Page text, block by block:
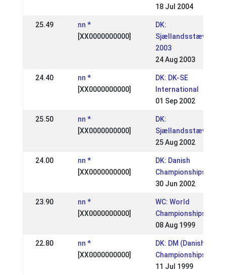
18 Jul 2004
25.49
nn *
[XX0000000000]
DK:
Sjællandsstævne
2003
24 Aug 2003
24.40
nn *
[XX0000000000]
DK: DK-SE
International
01 Sep 2002
25.50
nn *
[XX0000000000]
DK:
Sjællandsstævne
25 Aug 2002
24.00
nn *
[XX0000000000]
DK: Danish
Championships
30 Jun 2002
23.90
nn *
[XX0000000000]
WC: World
Championships
08 Aug 1999
22.80
nn *
[XX0000000000]
DK: DM (Danish
Championships)
11 Jul 1999